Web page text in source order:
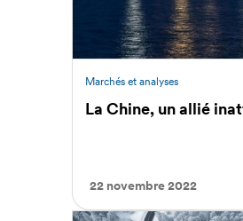
Marchés et analyses
La Chine, un allié
22 novembre 2022